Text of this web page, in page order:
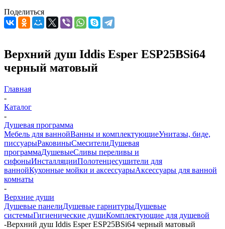
Поделиться
Верхний душ Iddis Esper ESP25BSi64
черный матовый
Главная
-
Каталог
-
Душевая программа
Мебель для ваннойВанны и комплектующиеУнитазы, биде,
писсуарыРаковиныСмесителиДушевая
программаДушевыеСливы переливы и
сифоныИнсталляцииПолотенцесушители для
ваннойКухонные мойки и аксессуарыАксессуары для ванной
комнаты
-
Верхние души
Душевые панелиДушевые гарнитурыДушевые
системыГигиенические душиКомплектующие для душевой
-Верхний душ Iddis Esper ESP25BSi64 черный матовый